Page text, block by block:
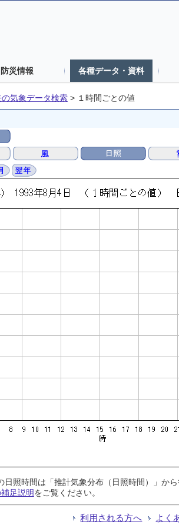
防災情報 各種データ・資料
の気象データ検索 > １時間ごとの値
照時間は「推計気象分布（日照時間）」か
足説明をご覧ください。
利用される方へ よく